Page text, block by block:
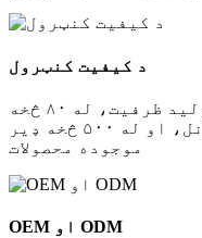
د کیفیت کنټرول
د ۱۲ ملیون واحدونو کلنی تولید ظرفیت، له ۸۰ څخه
ډیر انجینري او څیړنیز پرسونل، او له ۵۰۰ څخه ډیر
موجوده محصولات
OEM او ODM